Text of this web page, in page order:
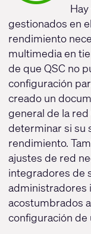
gestionados en
rendimiento
multimedia en
de que QSC no
configuración
creado un
general de la
determinar si su
rendimiento.
ajustes de red
integradores de
administradores
acostumbrados
configuración de